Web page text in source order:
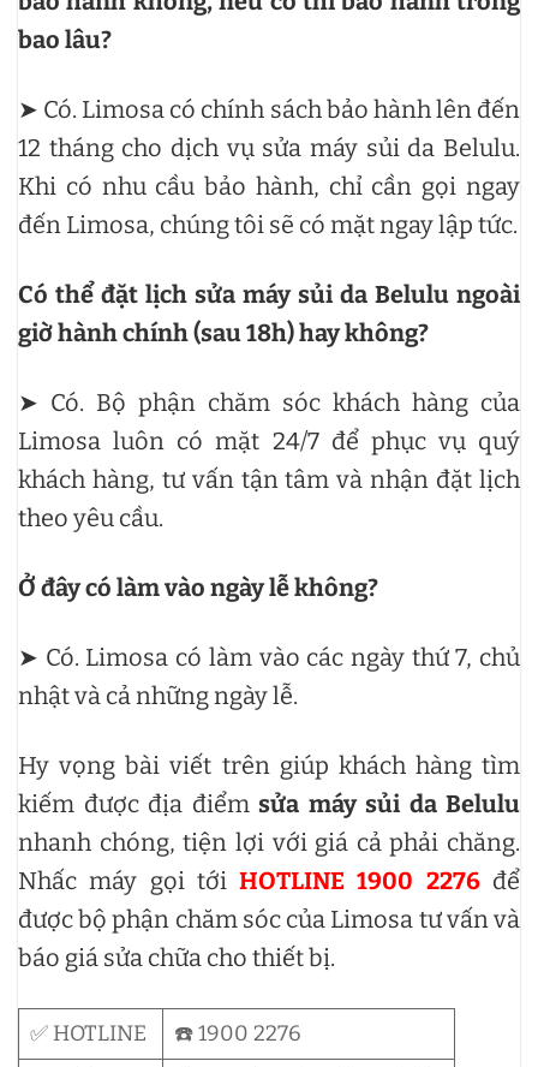
bao lâu?
➤ Có. Limosa có chính sách bảo hành lên đến
12 tháng cho dịch vụ sửa máy sủi da Belulu.
Khi có nhu cầu bảo hành, chỉ cần gọi ngay
đến Limosa, chúng tôi sẽ có mặt ngay lập tức.
Có thể đặt lịch sửa máy sủi da Belulu ngoài
giờ hành chính (sau 18h) hay không?
➤ Có. Bộ phận chăm sóc khách hàng của
Limosa luôn có mặt 24/7 để phục vụ quý
khách hàng, tư vấn tận tâm và nhận đặt lịch
theo yêu cầu.
Ở đây có làm vào ngày lễ không?
➤ Có. Limosa có làm vào các ngày thứ 7, chủ
nhật và cả những ngày lễ.
Hy vọng bài viết trên giúp khách hàng tìm
kiếm được địa điểm sửa máy sủi da Belulu
nhanh chóng, tiện lợi với giá cả phải chăng.
Nhấc máy gọi tớiHOTLINE 1900 2276để
được bộ phận chăm sóc của Limosa tư vấn và
báo giá sửa chữa cho thiết bị.
✅ HOTLINE
☎️ 1900 2276